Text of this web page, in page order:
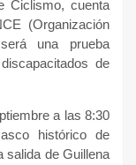
Ciclismo, cuenta
(Organización
una prueba
de
a las 8:30
histórico de
salida de Guillena